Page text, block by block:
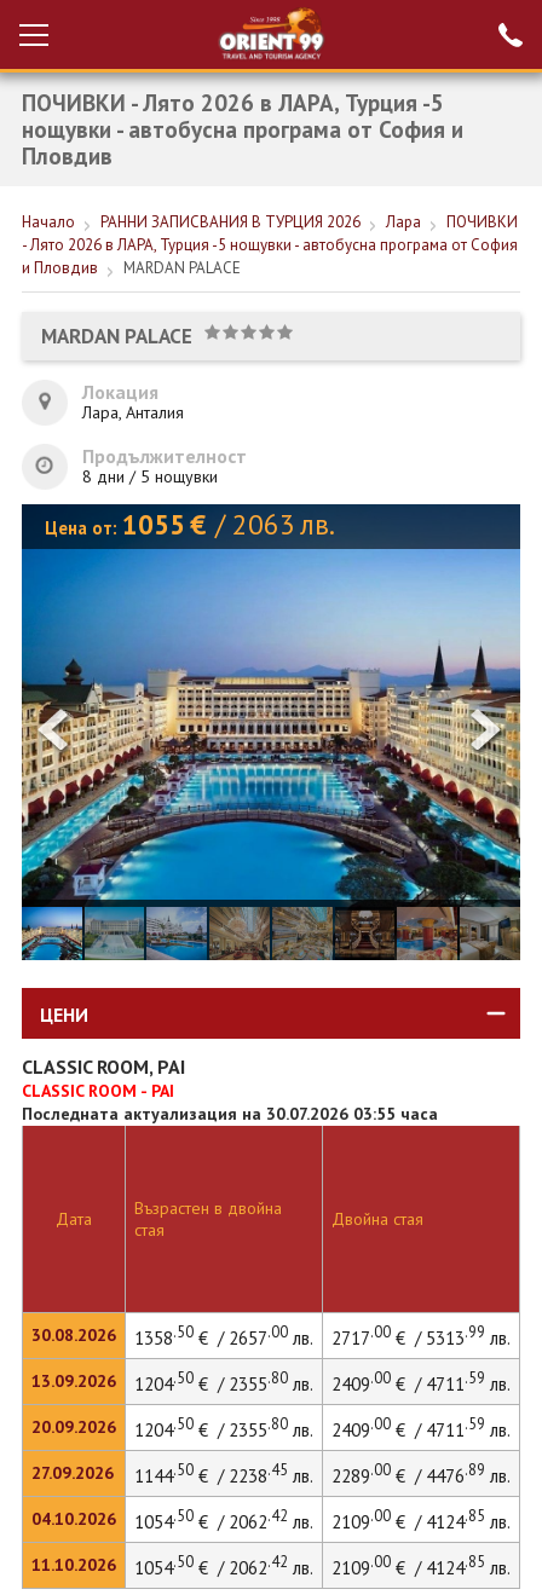
Вход за агенти
Проверка на
резервация
РАННИ ЗАПИСВАНИЯ ТУРЦИЯ
НОВА ГОДИНА ТУРЦИЯ
НОВА ГОДИНА
ЕКЗОТИКА
ЕКСКУРЗИИ
ОЩЕ
0700 144 34 Запитване
ПОСЛЕДВАЙТЕ НИ
ПОЧИВКИ - Лято 2026 в ЛАРА, Турция -5
нощувки - автобусна програма от София и
Пловдив
Начало РАННИ ЗАПИСВАНИЯ В ТУРЦИЯ 2026 Лара
ПОЧИВКИ
- Лято 2026 в ЛАРА, Турция -5 нощувки - автобусна програма от София
и Пловдив
MARDAN PALACE
MARDAN PALACE
Локация
Лара, Анталия
Продължителност
8 дни / 5 нощувки
Цена от: 1055€ / 2063 лв.
ЦЕНИ
CLASSIC ROOM, PAI
CLASSIC ROOM - PAI
Последната актуализация на 30.07.2026 03:55 часа
Дата
30.08.2026
13.09.2026
20.09.2026
27.09.2026
04.10.2026
11.10.2026
Възрастен в двойна
стая
Двойна стая
1358.50€ / 2657.00лв. 2717.00€ / 5313.99 лв.
1204.50€ / 2355.80лв. 2409.00€ / 4711.59 лв.
1204.50€ / 2355.80лв. 2409.00€ / 4711.59 лв.
1144.50€ / 2238.45 лв. 2289.00€ / 4476.89 лв.
1054.50€ / 2062.42 лв. 2109.00€ / 4124.85 лв.
1054.50€ / 2062.42 лв. 2109.00€ / 4124.85 лв.